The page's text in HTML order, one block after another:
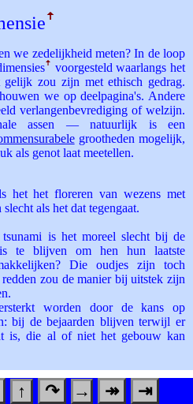
ꜛ
we zedelijkheid meten? In de loop
ꜛ voorgesteld waarlangs het
gelijk zou zijn met ethisch gedrag.
we op deelpagina's. Andere
verlangenbevrediging of welzijn.
assen — natuurlijk is een
grootheden mogelijk,
als genot laat meetellen.
het het floreren van wezens met
als het dat tegengaat.
is het moreel slecht bij de
te blijven om hen hun laatste
Die oudjes zijn toch
zou de manier bij uitstek zijn
worden door de kans op
bij de bejaarden blijven terwijl er
is, die al of niet het gebouw kan
↑ ↷ → ↠ ⇥